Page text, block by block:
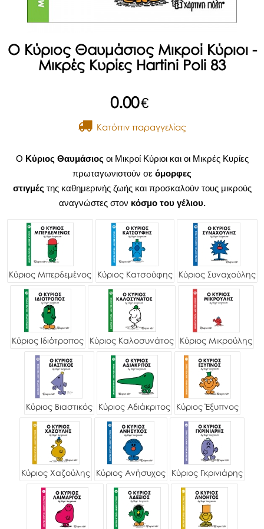
Ο Κύριος Θαυμάσιος Μικροί Κύριοι -
Μικρές Κυρίες Hartini Poli 83
0.00€
Kατόπιν παραγγελίας
Ο Κύριος Θαυμάσιος οι Μικροί Κύριοι και οι Μικρές Κυρίες
πρωταγωνιστούν σε όμορφες
στιγμές της καθημερινής ζωής και προσκαλούν τους μικρούς
αναγνώστες στον κόσμο του γέλιου.
Κύριος Μπερδεμένος Κύριος Κατσούφης Κύριος Συναχούλης
Κύριος Ιδιότροπος Κύριος Καλοσυνάτος Κύριος Μικρούλης
Κύριος Βιαστικός Κύριος Αδιάκριτος Κύριος Έξυπνος
Κύριος Χαζούλης Κύριος Ανήσυχος Κύριος Γκρινιάρης